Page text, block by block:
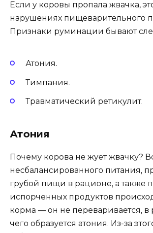
Если у коровы пропала жвачка,
нарушениях пищеварительного
Признаки руминации бывают
Атония.
Тимпания.
Травматический ретикулит.
Атония
Почему корова не жует жвачку?
несбалансированного питания,
грубой пищи в рационе, а также
испорченных продуктов
корма — он не переваривается, в
чего образуется атония. Из-за